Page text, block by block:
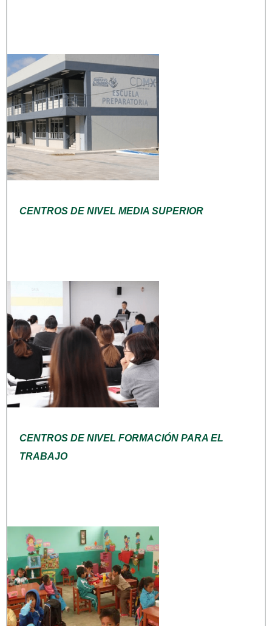
CENTROS DE NIVEL MEDIA SUPERIOR
CENTROS DE NIVEL FORMACIÓN PARA EL
TRABAJO